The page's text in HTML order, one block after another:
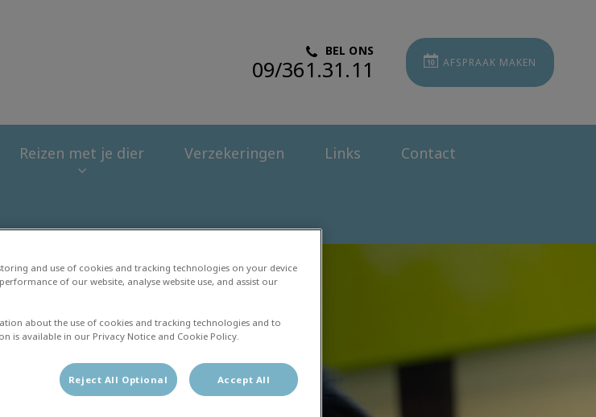
BEL ONS
09/361.31.11 AFSPRAAK MAKEN
Reizen met je dier Verzekeringen Links Contact
and use of cookies and tracking technologies on your device
of our website, analyse website use, and assist our
about the use of cookies and tracking technologies and to
is available in our Privacy Notice and Cookie Policy.
Reject All Optional Accept All